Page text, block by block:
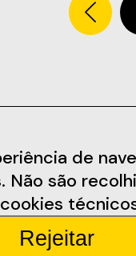
de
são
Rejeitar
Bombarda 4